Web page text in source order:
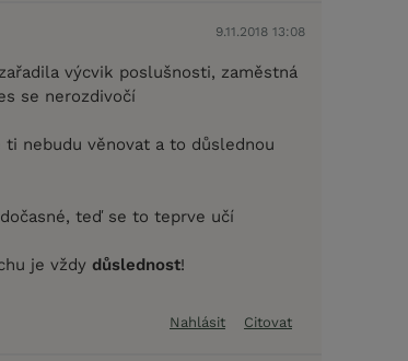
9.11.2018 13:08
výcvik poslušnosti, zaměstná
se nerozdivočí
nebudu věnovat a to důslednou
teď se to teprve učí
je vždy důslednost!
Nahlásit Citovat